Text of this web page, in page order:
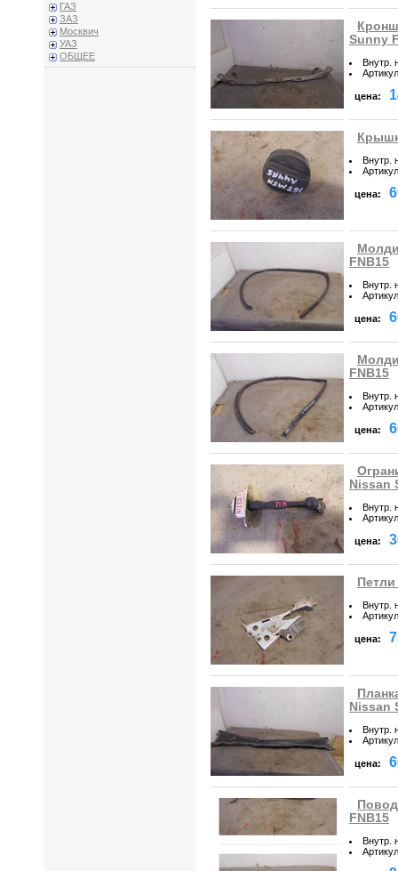
ГАЗ
ЗАЗ
Москвич
УАЗ
ОБЩЕЕ
Sunny
Внутр.
Артикул
цена:
Внутр.
Артикул
цена:
FNB15
Внутр.
Артикул
цена:
FNB15
Внутр.
Артикул
цена:
Nissan
Внутр.
Артикул
цена:
Внутр.
Артикул
цена:
Nissan
Внутр.
Артикул
цена:
FNB15
Внутр.
Артикул